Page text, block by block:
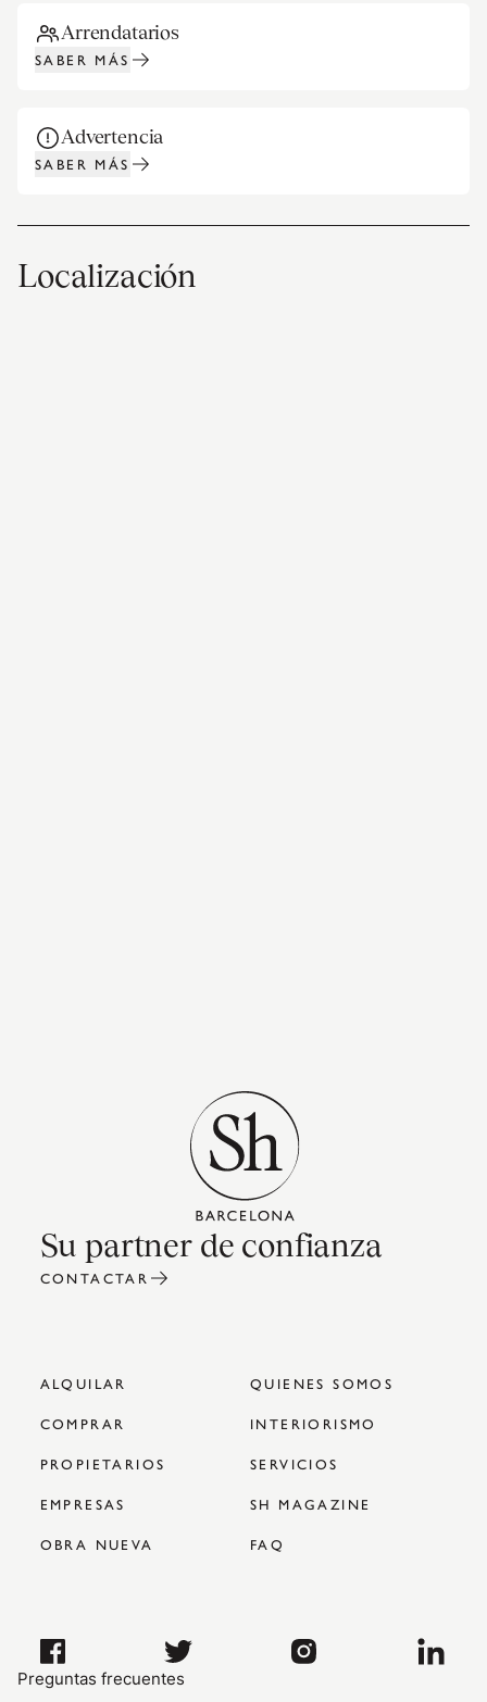
Arrendatarios
SABER MÁS
Advertencia
SABER MÁS
Localización
Su partner de confianza
CONTACTAR
ALQUILAR
QUIENES SOMOS
COMPRAR
INTERIORISMO
PROPIETARIOS
SERVICIOS
EMPRESAS
SH MAGAZINE
OBRA NUEVA
FAQ
Preguntas frecuentes